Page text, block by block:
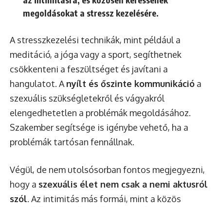
megoldásokat a stressz kezelésére.
A stresszkezelési technikák, mint például a
meditáció, a jóga vagy a sport, segíthetnek
csökkenteni a feszültséget és javítani a
hangulatot. A nyílt és őszinte kommunikáció a
szexuális szükségletekről és vágyakról
elengedhetetlen a problémák megoldásához.
Szakember segítsége is igénybe vehető, ha a
problémák tartósan fennállnak.
Végül, de nem utolsósorban fontos megjegyezni,
hogy a szexuális élet nem csak a nemi aktusról
szól. Az intimitás más formái, mint a közös